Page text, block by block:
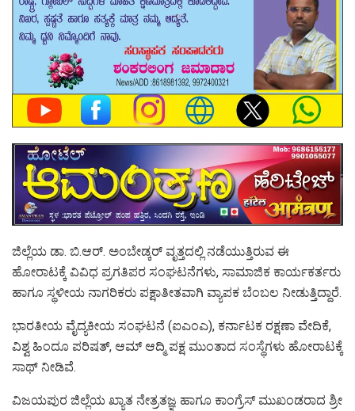
ಜಿಲ್ಲೆಯ ಡಾ. ಬಿ.ಆರ್. ಅಂಬೇಡ್ಕರ್ ವೃತ್ತದಲ್ಲಿ ನಡೆಯುತ್ತಿರುವ ಈ
ಹೋರಾಟಕ್ಕೆ ವಿವಿಧ ಪ್ರಗತಿಪರ ಸಂಘಟನೆಗಳು, ಸಾಮಾಜಿಕ ಕಾರ್ಯಕರ್ತರು
ಹಾಗೂ ಸ್ಥಳೀಯ ನಾಗರಿಕರು ಪಕ್ಷಾತೀತವಾಗಿ ವ್ಯಾಪಕ ಬೆಂಬಲ ನೀಡುತ್ತಿದ್ದಾರೆ.
ಭಾರತೀಯ ವೈದ್ಯಕೀಯ ಸಂಘಟನೆ (ಐಎಂಎ), ಕರ್ನಾಟಕ ರಕ್ಷಣಾ ವೇದಿಕೆ,
ವಿಶ್ವ ಹಿಂದೂ ಪರಿಷತ್, ಆಮ್ ಆದ್ಮಿ ಪಕ್ಷ ಮುಂತಾದ ಸಂಸ್ಥೆಗಳು ಹೋರಾಟಕ್ಕೆ
ಸಾಥ್ ನೀಡಿವೆ.
ವಿಜಯಪುರ ಜಿಲ್ಲೆಯ ಖ್ಯಾತ ನೇತ್ರತಜ್ಞ ಹಾಗೂ ಕಾಂಗ್ರೆಸ್ ಮುಖಂಡರಾದ ಶ್ರೀ